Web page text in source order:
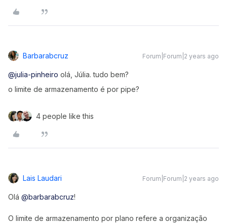
Barbarabcruz Forum|Forum|2 years ago
@julia-pinheiro olá, Júlia. tudo bem?
o limite de armazenamento é por pipe?
4 people like this
Lais Laudari Forum|Forum|2 years ago
Olá @barbarabcruz!
O limite de armazenamento por plano refere a organização